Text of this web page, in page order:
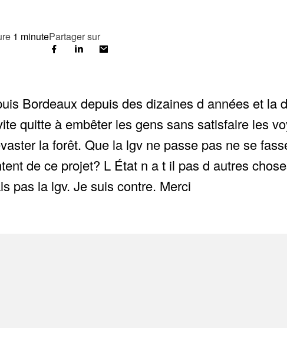
1 minutePartager sur
Bordeaux depuis des dizaines d années et la
quitte à embêter les gens sans satisfaire les
la forêt. Que la lgv ne passe pas ne se
de ce projet? L État n a t il pas d autres
pas la lgv. Je suis contre. Merci